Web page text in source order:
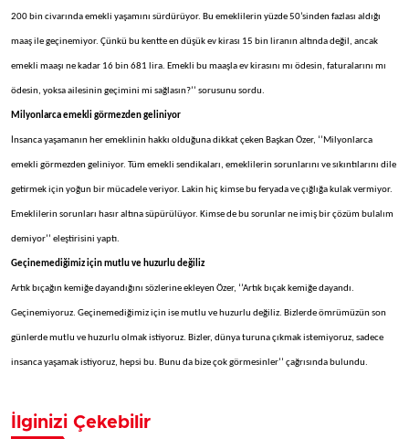
200 bin civarında emekli yaşamını sürdürüyor. Bu emeklilerin yüzde 50’sinden fazlası aldığı
maaş ile geçinemiyor. Çünkü bu kentte en düşük ev kirası 15 bin liranın altında değil, ancak
emekli maaşı ne kadar 16 bin 681 lira. Emekli bu maaşla ev kirasını mı ödesin, faturalarını mı
ödesin, yoksa ailesinin geçimini mi sağlasın?’’ sorusunu sordu.
Milyonlarca emekli görmezden geliniyor
İnsanca yaşamanın her emeklinin hakkı olduğuna dikkat çeken Başkan Özer, ‘’Milyonlarca
emekli görmezden geliniyor. Tüm emekli sendikaları, emeklilerin sorunlarını ve sıkıntılarını dile
getirmek için yoğun bir mücadele veriyor. Lakin hiç kimse bu feryada ve çığlığa kulak vermiyor.
Emeklilerin sorunları hasır altına süpürülüyor. Kimse de bu sorunlar ne imiş bir çözüm bulalım
demiyor’’ eleştirisini yaptı.
Geçinemediğimiz için mutlu ve huzurlu değiliz
Artık bıçağın kemiğe dayandığını sözlerine ekleyen Özer, ‘’Artık bıçak kemiğe dayandı.
Geçinemiyoruz. Geçinemediğimiz için ise mutlu ve huzurlu değiliz. Bizlerde ömrümüzün son
günlerde mutlu ve huzurlu olmak istiyoruz. Bizler, dünya turuna çıkmak istemiyoruz, sadece
insanca yaşamak istiyoruz, hepsi bu. Bunu da bize çok görmesinler’’ çağrısında bulundu.
İlginizi Çekebilir